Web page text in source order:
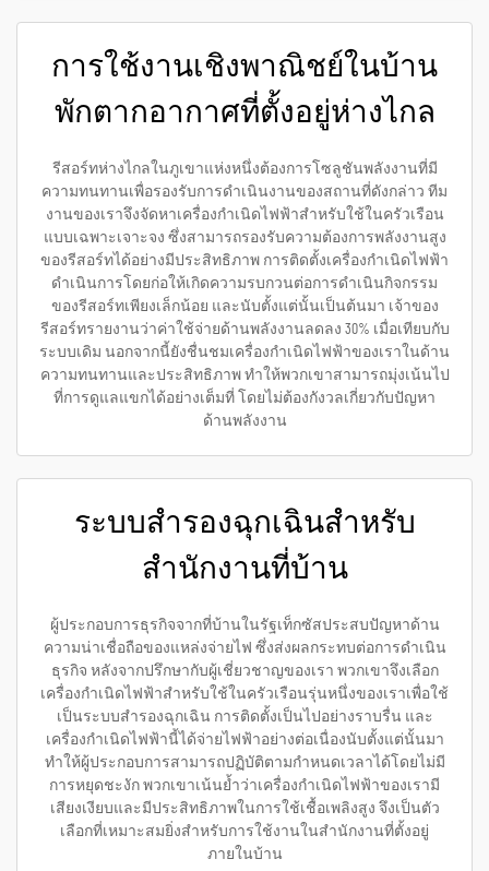
การใช้งานเชิงพาณิชย์ในบ้าน
พักตากอากาศที่ตั้งอยู่ห่างไกล
รีสอร์ทห่างไกลในภูเขาแห่งหนึ่งต้องการโซลูชันพลังงานที่มี
ความทนทานเพื่อรองรับการดำเนินงานของสถานที่ดังกล่าว ทีม
งานของเราจึงจัดหาเครื่องกำเนิดไฟฟ้าสำหรับใช้ในครัวเรือน
แบบเฉพาะเจาะจง ซึ่งสามารถรองรับความต้องการพลังงานสูง
ของรีสอร์ทได้อย่างมีประสิทธิภาพ การติดตั้งเครื่องกำเนิดไฟฟ้า
ดำเนินการโดยก่อให้เกิดความรบกวนต่อการดำเนินกิจกรรม
ของรีสอร์ทเพียงเล็กน้อย และนับตั้งแต่นั้นเป็นต้นมา เจ้าของ
รีสอร์ทรายงานว่าค่าใช้จ่ายด้านพลังงานลดลง 30% เมื่อเทียบกับ
ระบบเดิม นอกจากนี้ยังชื่นชมเครื่องกำเนิดไฟฟ้าของเราในด้าน
ความทนทานและประสิทธิภาพ ทำให้พวกเขาสามารถมุ่งเน้นไป
ที่การดูแลแขกได้อย่างเต็มที่ โดยไม่ต้องกังวลเกี่ยวกับปัญหา
ด้านพลังงาน
ระบบสำรองฉุกเฉินสำหรับ
สำนักงานที่บ้าน
ผู้ประกอบการธุรกิจจากที่บ้านในรัฐเท็กซัสประสบปัญหาด้าน
ความน่าเชื่อถือของแหล่งจ่ายไฟ ซึ่งส่งผลกระทบต่อการดำเนิน
ธุรกิจ หลังจากปรึกษากับผู้เชี่ยวชาญของเรา พวกเขาจึงเลือก
เครื่องกำเนิดไฟฟ้าสำหรับใช้ในครัวเรือนรุ่นหนึ่งของเราเพื่อใช้
เป็นระบบสำรองฉุกเฉิน การติดตั้งเป็นไปอย่างราบรื่น และ
เครื่องกำเนิดไฟฟ้านี้ได้จ่ายไฟฟ้าอย่างต่อเนื่องนับตั้งแต่นั้นมา
ทำให้ผู้ประกอบการสามารถปฏิบัติตามกำหนดเวลาได้โดยไม่มี
การหยุดชะงัก พวกเขาเน้นย้ำว่าเครื่องกำเนิดไฟฟ้าของเรามี
เสียงเงียบและมีประสิทธิภาพในการใช้เชื้อเพลิงสูง จึงเป็นตัว
เลือกที่เหมาะสมยิ่งสำหรับการใช้งานในสำนักงานที่ตั้งอยู่
ภายในบ้าน